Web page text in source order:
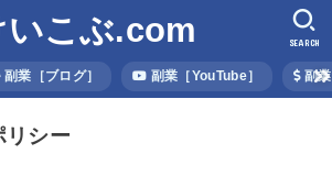
いこぶ.com
副業［ブログ］ 副業［YouTube］ 副業
SEARCH
リシー